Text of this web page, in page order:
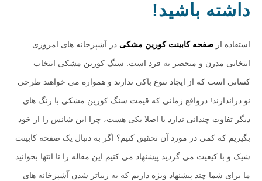
داشته باشید!
استفاده از صفحه کابینت کورین مشکی در آشپزخانه های امروزی
انتخابی مدرن و منحصر به فرد است. سنگ کورین مشکی انتخاب
کسانی است که از ایجاد تنوع باکی ندارند و همواره می خواهند طرحی
نو دراندازند! درواقع زمانی که قیمت سنگ کورین مشکی با رنگ های
دیگر تفاوت چندانی ندارد یا اصلا یکی هست، چرا این شانس را از خود
بگیریم که کمی در مورد آن تحقیق کنیم؟ اگر به دنبال یک صفحه کابینت
شیک و با کیفیت می گردید پیشنهاد می کنیم این مقاله را تا انتها بخوانید.
ما برای شما چند پیشنهاد ویژه داریم که به زیباتر شدن آشپزخانه های